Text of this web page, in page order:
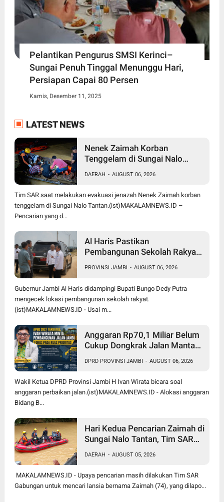
Pelantikan Pengurus SMSI Kerinci–
Sungai Penuh Tinggal Menunggu Hari,
Persiapan Capai 80 Persen
Kamis, Desember 11, 2025
LATEST NEWS
Nenek Zaimah Korban
Tenggelam di Sungai Nalo
Dunia 3 Km dari Lokasi Awal
DAERAH - AUGUST 06, 2026
Tim SAR saat melakukan evakuasi jenazah Nenek Zaimah korban
tenggelam di Sungai Nalo Tantan.(ist)MAKALAMNEWS.ID –
Pencarian yang d...
Al Haris Pastikan
Pembangunan Sekolah Rakyat
Manfaat bagi Masyarakat
PROVINSI JAMBI - AUGUST 06, 2026
Gubernur Jambi Al Haris didampingi Bupati Bungo Dedy Putra
mengecek lokasi pembangunan sekolah rakyat.
(ist)MAKALAMNEWS.ID - Usai m...
Anggaran Rp70,1 Miliar Belum
Cukup Dongkrak Jalan Mantap
Pemprov Jemput Dana Pusat
DPRD PROVINSI JAMBI - AUGUST 06, 2026
Wakil Ketua DPRD Provinsi Jambi H Ivan Wirata bicara soal
anggaran perbaikan jalan.(ist)MAKALAMNEWS.ID - Alokasi anggaran
Bidang B...
Hari Kedua Pencarian Zaimah di
Sungai Nalo Tantan, Tim SAR
Pencarian
DAERAH - AUGUST 05, 2026
MAKALAMNEWS.ID - Upaya pencarian masih dilakukan Tim SAR
Gabungan untuk mencari lansia bernama Zaimah (74), yang dilapo...